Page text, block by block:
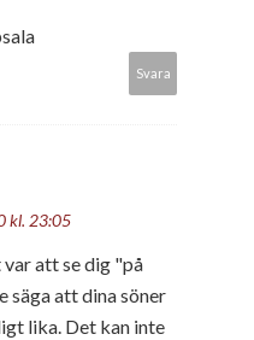
Svara
kl. 23:05
att se dig "på
säga att dina söner
lika. Det kan inte